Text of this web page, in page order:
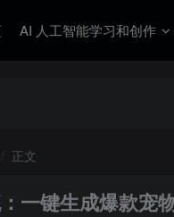
AI 人工智能学习和创作
正文
一键生成爆款宠